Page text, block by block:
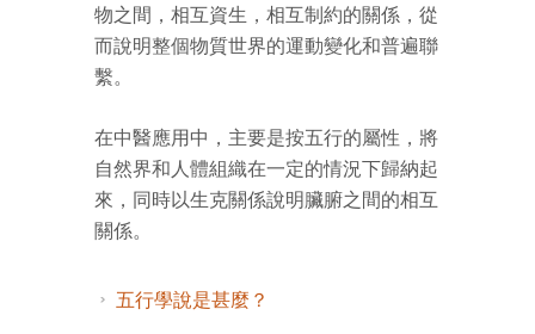
物之間，相互資生，相互制約的關係，從
而說明整個物質世界的運動變化和普遍聯
繫。
在中醫應用中，主要是按五行的屬性，將
自然界和人體組織在一定的情況下歸納起
來，同時以生克關係說明臟腑之間的相互
關係。
五行學說是甚麼？